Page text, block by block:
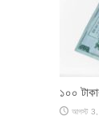
১০০
আগস্ট